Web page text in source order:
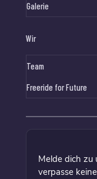
Galerie
Wir
Team
Freeride for Future
Melde dich zu
verpasse